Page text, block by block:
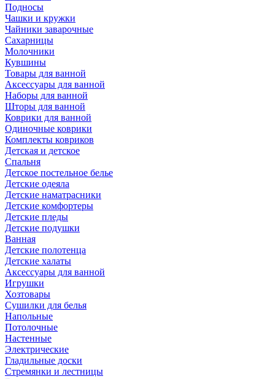
Подносы
Чашки и кружки
Чайники заварочные
Сахарницы
Молочники
Кувшины
Товары для ванной
Аксессуары для ванной
Наборы для ванной
Шторы для ванной
Коврики для ванной
Одиночные коврики
Комплекты ковриков
Детская и детское
Спальня
Детское постельное белье
Детские одеяла
Детские наматрасники
Детские комфортеры
Детские пледы
Детские подушки
Ванная
Детские полотенца
Детские халаты
Аксессуары для ванной
Игрушки
Хозтовары
Сушилки для белья
Напольные
Потолочные
Настенные
Электрические
Гладильные доски
Стремянки и лестницы